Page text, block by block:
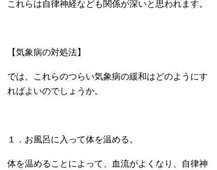
これらは自律神経なども関係が深いと思われます。
【気象病の対処法】
では、これらのつらい気象病の緩和はどのようにす
ればよいのでしょうか。
１．お風呂に入って体を温める。
体を温めることによって、血流がよくなり、自律神